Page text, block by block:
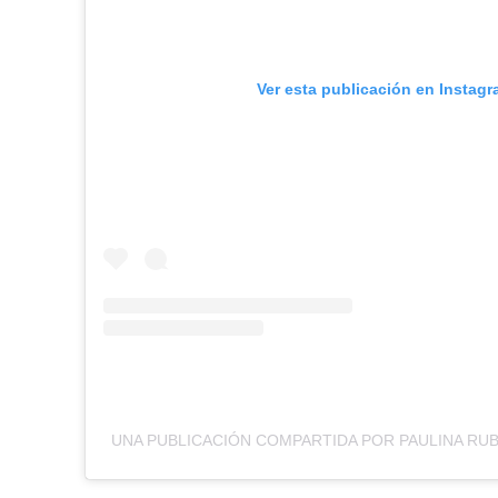
Ver esta publicación en
UNA PUBLICACIÓN COMPARTIDA POR PAULINA